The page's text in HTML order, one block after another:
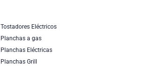
Tostadores Eléctricos
Planchas a gas
Planchas Eléctricas
Planchas Grill